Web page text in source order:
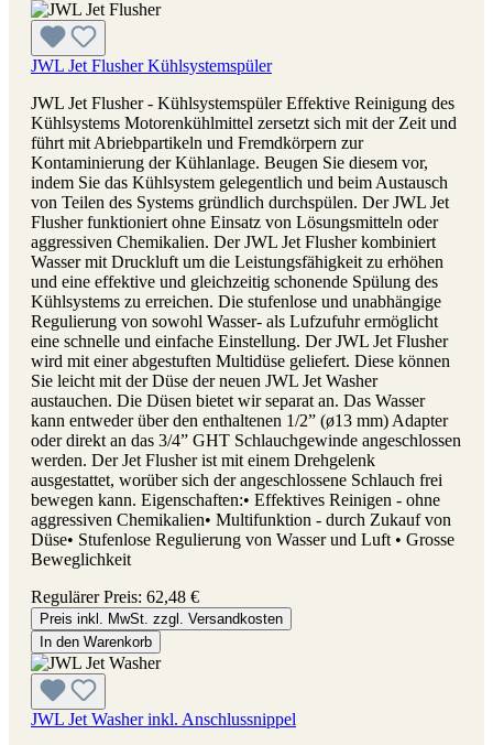
JWL Jet Flusher Kühlsystemspüler
JWL Jet Flusher - Kühlsystemspüler Effektive Reinigung des
Kühlsystems Motorenkühlmittel zersetzt sich mit der Zeit und
führt mit Abriebpartikeln und Fremdkörpern zur
Kontaminierung der Kühlanlage. Beugen Sie diesem vor,
indem Sie das Kühlsystem gelegentlich und beim Austausch
von Teilen des Systems gründlich durchspülen. Der JWL Jet
Flusher funktioniert ohne Einsatz von Lösungsmitteln oder
aggressiven Chemikalien. Der JWL Jet Flusher kombiniert
Wasser mit Druckluft um die Leistungsfähigkeit zu erhöhen
und eine effektive und gleichzeitig schonende Spülung des
Kühlsystems zu erreichen. Die stufenlose und unabhängige
Regulierung von sowohl Wasser- als Lufzufuhr ermöglicht
eine schnelle und einfache Einstellung. Der JWL Jet Flusher
wird mit einer abgestuften Multidüse geliefert. Diese können
Sie leicht mit der Düse der neuen JWL Jet Washer
austauchen. Die Düsen bietet wir separat an. Das Wasser
kann entweder über den enthaltenen 1/2” (ø13 mm) Adapter
oder direkt an das 3/4” GHT Schlauchgewinde angeschlossen
werden. Der Jet Flusher ist mit einem Drehgelenk
ausgestattet, worüber sich der angeschlossene Schlauch frei
bewegen kann. Eigenschaften:• Effektives Reinigen - ohne
aggressiven Chemikalien• Multifunktion - durch Zukauf von
Düse• Stufenlose Regulierung von Wasser und Luft • Grosse
Beweglichkeit
Regulärer Preis: 62,48 €
Preis inkl. MwSt. zzgl. Versandkosten
In den Warenkorb
JWL Jet Washer inkl. Anschlussnippel